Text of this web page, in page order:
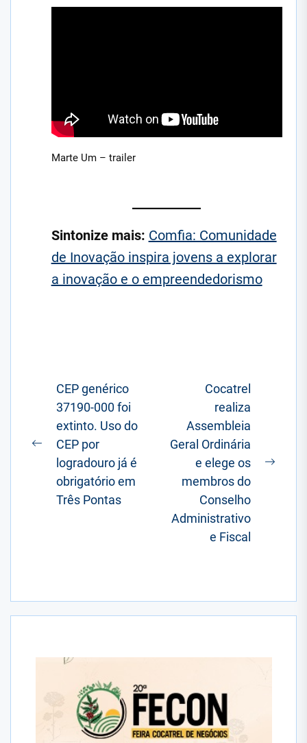
Marte Um – trailer
Sintonize mais: Comfia: Comunidade
de Inovação inspira jovens a explorar
a inovação e o empreendedorismo
Navegação
Post
Postagem
anterior:
CEP genérico
37190-000 foi
extinto. Uso do
CEP por
logradouro já é
obrigatório em
Três Pontas
Cocatrel
realiza
Assembleia
Geral Ordinária
e elege os
membros do
Conselho
Administrativo
e Fiscal